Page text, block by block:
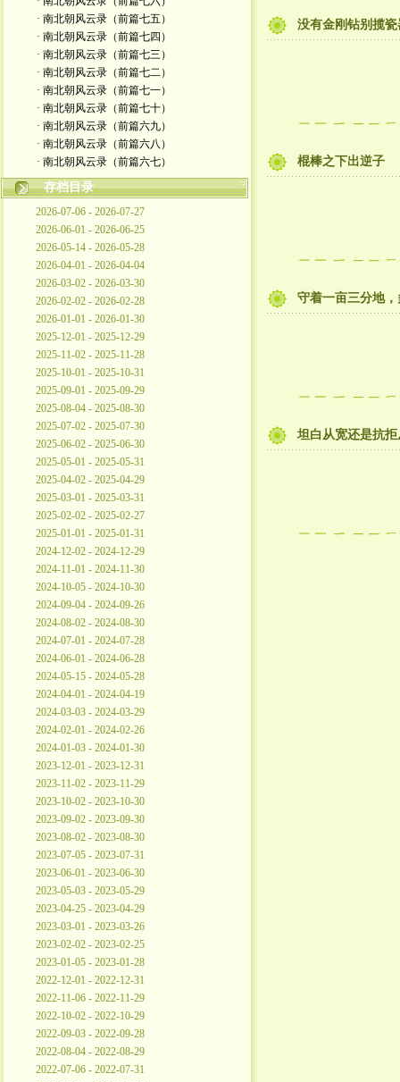
· 南北朝风云录（前篇七五）
· 南北朝风云录（前篇七四）
· 南北朝风云录（前篇七三）
· 南北朝风云录（前篇七二）
· 南北朝风云录（前篇七一）
· 南北朝风云录（前篇七十）
· 南北朝风云录（前篇六九）
· 南北朝风云录（前篇六八）
· 南北朝风云录（前篇六七）
存档目录
2026-07-06 - 2026-07-27
2026-06-01 - 2026-06-25
2026-05-14 - 2026-05-28
2026-04-01 - 2026-04-04
2026-03-02 - 2026-03-30
2026-02-02 - 2026-02-28
2026-01-01 - 2026-01-30
2025-12-01 - 2025-12-29
2025-11-02 - 2025-11-28
2025-10-01 - 2025-10-31
2025-09-01 - 2025-09-29
2025-08-04 - 2025-08-30
2025-07-02 - 2025-07-30
2025-06-02 - 2025-06-30
2025-05-01 - 2025-05-31
2025-04-02 - 2025-04-29
2025-03-01 - 2025-03-31
2025-02-02 - 2025-02-27
2025-01-01 - 2025-01-31
2024-12-02 - 2024-12-29
2024-11-01 - 2024-11-30
2024-10-05 - 2024-10-30
2024-09-04 - 2024-09-26
2024-08-02 - 2024-08-30
2024-07-01 - 2024-07-28
2024-06-01 - 2024-06-28
2024-05-15 - 2024-05-28
2024-04-01 - 2024-04-19
2024-03-03 - 2024-03-29
2024-02-01 - 2024-02-26
2024-01-03 - 2024-01-30
2023-12-01 - 2023-12-31
2023-11-02 - 2023-11-29
2023-10-02 - 2023-10-30
2023-09-02 - 2023-09-30
2023-08-02 - 2023-08-30
2023-07-05 - 2023-07-31
2023-06-01 - 2023-06-30
2023-05-03 - 2023-05-29
2023-04-25 - 2023-04-29
2023-03-01 - 2023-03-26
2023-02-02 - 2023-02-25
2023-01-05 - 2023-01-28
2022-12-01 - 2022-12-31
2022-11-06 - 2022-11-29
2022-10-02 - 2022-10-29
2022-09-03 - 2022-09-28
2022-08-04 - 2022-08-29
2022-07-06 - 2022-07-31
没有金刚钻别揽瓷
棍棒之下出逆子
守着一亩三分地
坦白从宽还是抗